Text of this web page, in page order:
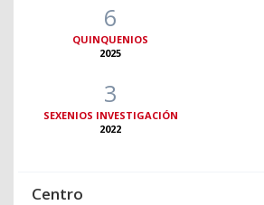
6
QUINQUENIOS
2025
3
SEXENIOS INVESTIGACIÓN
2022
Centro